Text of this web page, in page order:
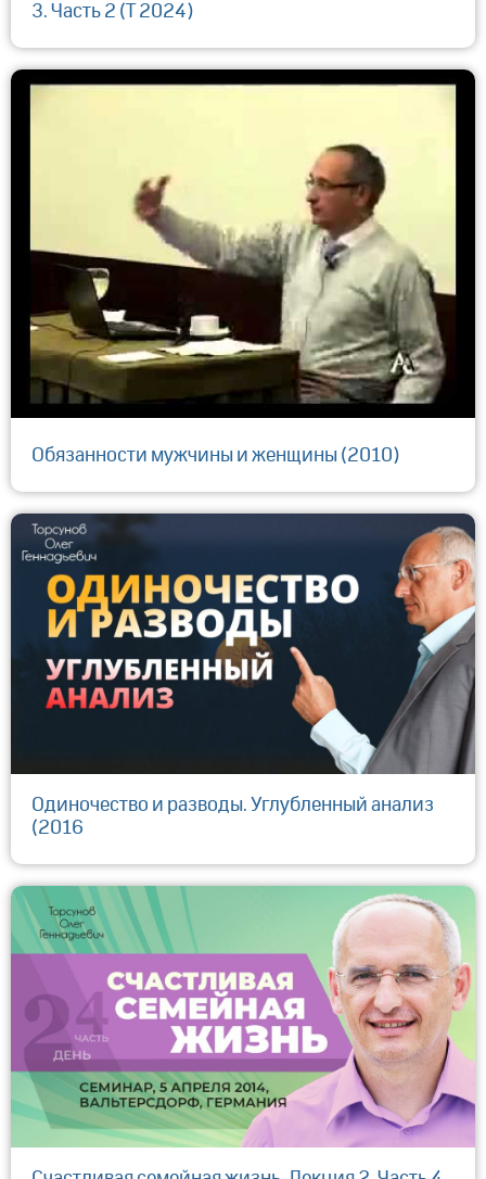
3. Часть 2 (Т 2024)
Обязанности мужчины и женщины (2010)
Одиночество и разводы. Углубленный анализ
(2016